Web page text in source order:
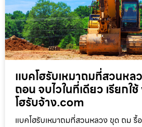
แบคโฮรับเหมาถมที่สวนหล
ถอน จบไวในที่เดียว เรียก
โฮรับจ้าง.com
แบคโฮรับเหมาถมที่สวนหลวง ขุด ถม รื้